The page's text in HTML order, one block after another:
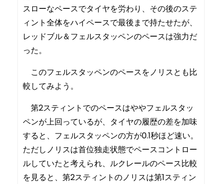
スローなペースでタイヤを労わり、その後のステ
ィント全体をハイペースで最後まで持たせたが、
レッドブル＆フェルスタッペンのペースは強力だ
った。
このフェルスタッペンのペースをノリスとも比
較してみよう。
第2スティントでのペースはややフェルスタッ
ペンが上回っているが、タイヤの履歴の差を加味
すると、フェルスタッペンの方が0.1秒ほど速い。
ただしノリスは首位独走状態でペースコントロー
ルしていたと考えられ、ルクレールのペース比較
を見ると、第2スティントのノリスは第1スティン